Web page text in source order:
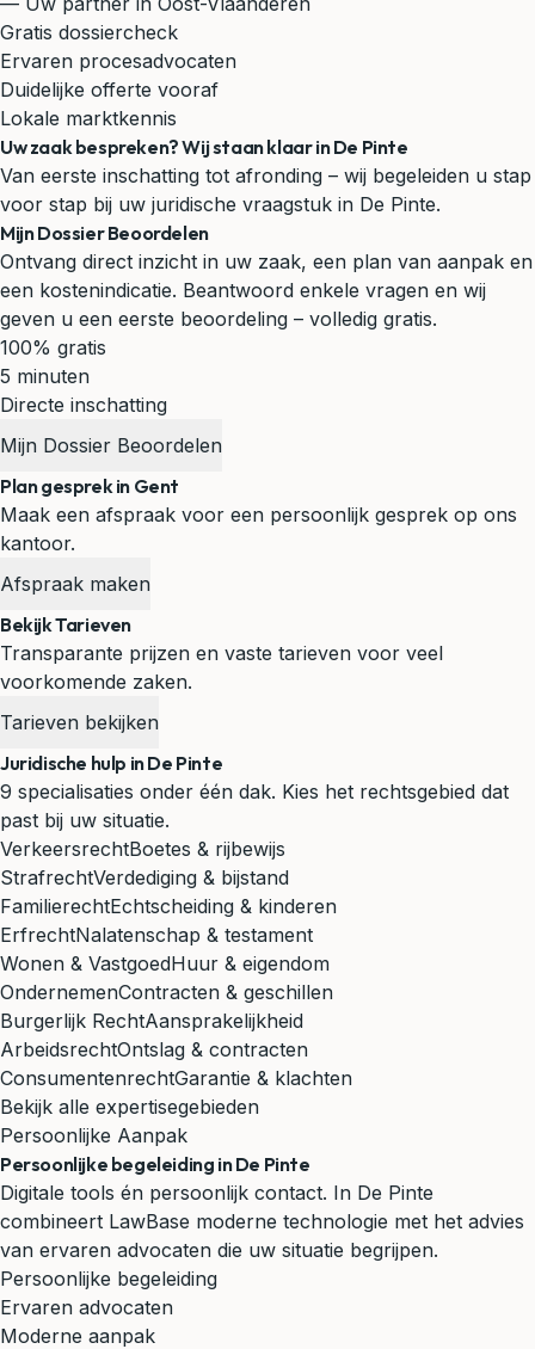
Gratis dossiercheck
Ervaren procesadvocaten
Duidelijke offerte vooraf
Lokale marktkennis
Uw zaak bespreken? Wij staan klaar in De Pinte
Van eerste inschatting tot afronding – wij begeleiden u stap
voor stap bij uw juridische vraagstuk in De Pinte.
Mijn Dossier Beoordelen
Ontvang direct inzicht in uw zaak, een plan van aanpak en
een kostenindicatie. Beantwoord enkele vragen en wij
geven u een eerste beoordeling – volledig gratis.
100% gratis
5 minuten
Directe inschatting
Mijn Dossier Beoordelen
Plan gesprek in Gent
Maak een afspraak voor een persoonlijk gesprek op ons
kantoor.
Afspraak maken
Bekijk Tarieven
Transparante prijzen en vaste tarieven voor veel
voorkomende zaken.
Tarieven bekijken
Juridische hulp in De Pinte
9 specialisaties onder één dak. Kies het rechtsgebied dat
past bij uw situatie.
VerkeersrechtBoetes & rijbewijs
StrafrechtVerdediging & bijstand
FamilierechtEchtscheiding & kinderen
ErfrechtNalatenschap & testament
Wonen & VastgoedHuur & eigendom
OndernemenContracten & geschillen
Burgerlijk RechtAansprakelijkheid
ArbeidsrechtOntslag & contracten
ConsumentenrechtGarantie & klachten
Bekijk alle expertisegebieden
Persoonlijke Aanpak
Persoonlijke begeleiding in De Pinte
Digitale tools én persoonlijk contact. In De Pinte
combineert LawBase moderne technologie met het advies
van ervaren advocaten die uw situatie begrijpen.
Persoonlijke begeleiding
Ervaren advocaten
Moderne aanpak